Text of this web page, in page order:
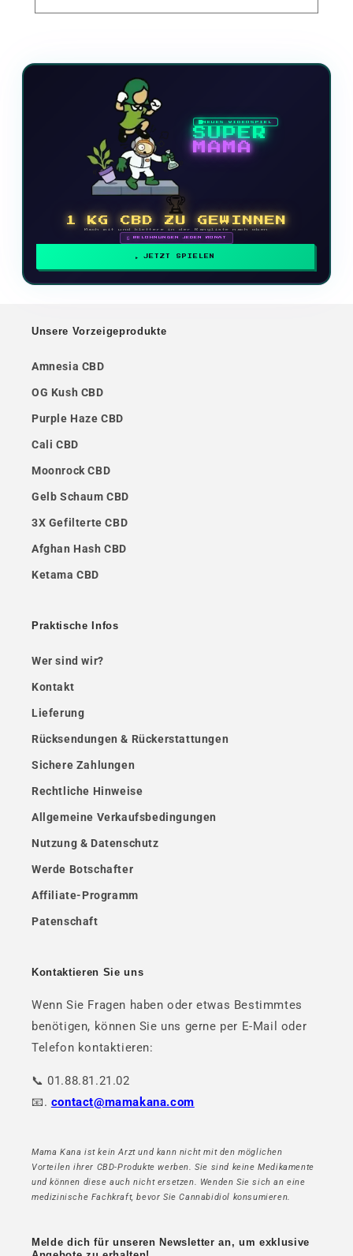
NEUES VIDEOSPIEL
SUPER
MAMA
🏆
1 KG CBD ZU GEWINNEN
Mach mit und klettere in der Rangliste nach oben
🗓 BELOHNUNGEN JEDEN MONAT
JETZT SPIELEN
Unsere Vorzeigeprodukte
Amnesia CBD
OG Kush CBD
Purple Haze CBD
Cali CBD
Moonrock CBD
Gelb Schaum CBD
3X Gefilterte CBD
Afghan Hash CBD
Ketama CBD
Praktische Infos
Wer sind wir?
Kontakt
Lieferung
Rücksendungen & Rückerstattungen
Sichere Zahlungen
Rechtliche Hinweise
Allgemeine Verkaufsbedingungen
Nutzung & Datenschutz
Werde Botschafter
Affiliate-Programm
Patenschaft
Kontaktieren Sie uns
Wenn Sie Fragen haben oder etwas Bestimmtes
benötigen, können Sie uns gerne per E-Mail oder
Telefon kontaktieren:
📞 01.88.81.21.02
📧. contact@mamakana.com
Mama Kana ist kein Arzt und kann nicht mit den möglichen
Vorteilen ihrer CBD-Produkte werben. Sie sind keine Medikamente
und können diese auch nicht ersetzen. Wenden Sie sich an eine
medizinische Fachkraft, bevor Sie Cannabidiol konsumieren.
Melde dich für unseren Newsletter an, um exklusive